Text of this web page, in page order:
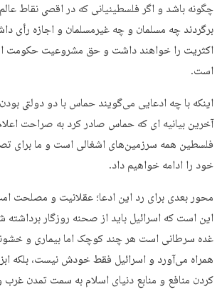
چگونه باشد و اگر فلسطینیانی که در اقصی نقاط
برگردند چه مسلمان و چه غیرمسلمان و اجازه رأی
اکثریت را خواهند داشت و حق مشروعیت حکومت
است.
اینکه با چه ادعایی می‌گویند حماس با دو دولتی
آخرین بیانیه ای که حماس صادر کرد به صراحت
فلسطین همه سرزمین‌های اشغالی است و ما برای
خود را ادامه خواهیم داد.
محور بعدی برای رد این ادعا؛ عقلانیت و مصلحت
این است که اسرائیل باید از صحنه روزگار برداشته
غده سرطانی است هر چند کوچک اما بیماری و
همراه می‌آورد و اسرائیل فقط خودش نیست، بلکه
کردن منافع و منابع دنیای اسلام به سمت تمدن